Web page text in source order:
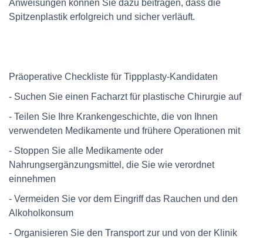
Anweisungen können Sie dazu beitragen, dass die
Spitzenplastik erfolgreich und sicher verläuft.
Präoperative Checkliste für Tippplasty-Kandidaten
- Suchen Sie einen Facharzt für plastische Chirurgie auf
- Teilen Sie Ihre Krankengeschichte, die von Ihnen
verwendeten Medikamente und frühere Operationen mit
- Stoppen Sie alle Medikamente oder
Nahrungsergänzungsmittel, die Sie wie verordnet
einnehmen
- Vermeiden Sie vor dem Eingriff das Rauchen und den
Alkoholkonsum
- Organisieren Sie den Transport zur und von der Klinik